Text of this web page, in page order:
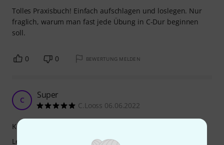
Tolles Praxisbuch! Einfach aufschlagen und loslegen. Nur
fraglich, warum man fast jede Übung in C-Dur beginnen
soll.
0 0 BEWERTUNG MELDEN
C Super
C.Looss 06.06.2022
Kompetenz
Lernfaktor